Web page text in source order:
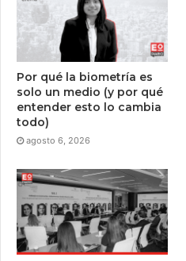
Por qué la biometría es
solo un medio (y por qué
entender esto lo cambia
todo)
agosto 6, 2026